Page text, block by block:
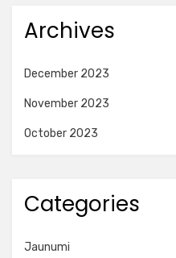
Archives
December 2023
November 2023
October 2023
Categories
Jaunumi